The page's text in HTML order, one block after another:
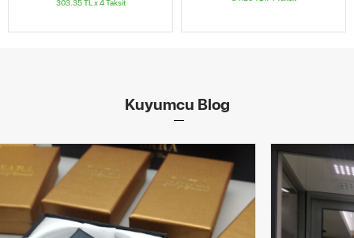
303.35TL x4Taksit
Kuyumcu Blog